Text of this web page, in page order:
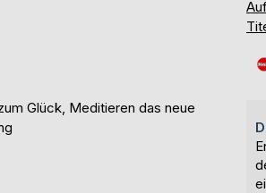
Glück, Meditieren das neue